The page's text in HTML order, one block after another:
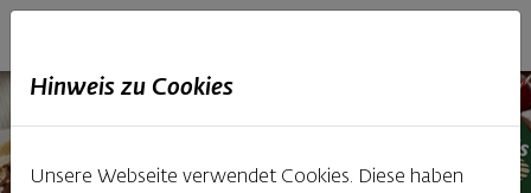
Hinweis zu Cookies
Unsere Webseite verwendet Cookies. Diese haben